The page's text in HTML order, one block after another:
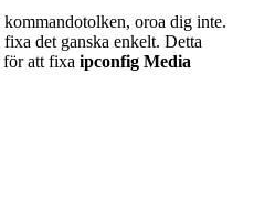
kommandotolken, oroa dig inte.
det ganska enkelt. Detta
för att fixa ipconfig Media